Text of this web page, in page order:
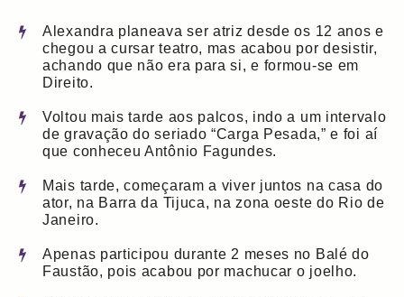
Alexandra planeava ser atriz desde os 12 anos e
chegou a cursar teatro, mas acabou por desistir,
achando que não era para si, e formou-se em
Direito.
Voltou mais tarde aos palcos, indo a um intervalo
de gravação do seriado “Carga Pesada,” e foi aí
que conheceu Antônio Fagundes.
Mais tarde, começaram a viver juntos na casa do
ator, na Barra da Tijuca, na zona oeste do Rio de
Janeiro.
Apenas participou durante 2 meses no Balé do
Faustão, pois acabou por machucar o joelho.